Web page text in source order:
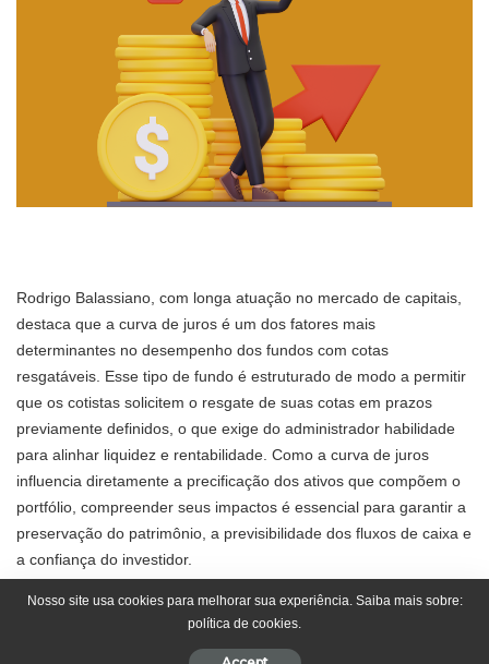
Rodrigo Balassiano, com longa atuação no mercado de capitais,
destaca que a curva de juros é um dos fatores mais
determinantes no desempenho dos fundos com cotas
resgatáveis. Esse tipo de fundo é estruturado de modo a permitir
que os cotistas solicitem o resgate de suas cotas em prazos
previamente definidos, o que exige do administrador habilidade
para alinhar liquidez e rentabilidade. Como a curva de juros
influencia diretamente a precificação dos ativos que compõem o
portfólio, compreender seus impactos é essencial para garantir a
preservação do patrimônio, a previsibilidade dos fluxos de caixa e
a confiança do investidor.
A relação entre curva de juros e fundos com
Nosso site usa cookies para melhorar sua experiência. Saiba mais sobre:
política de cookies.